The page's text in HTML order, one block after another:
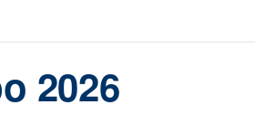
2026